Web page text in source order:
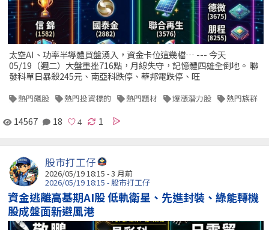
太空AI、功率半導體買盤湧入，資金卡位這幾檔… --- 今天
05/19（週二）大盤重挫716點，月線失守，記憶體四雄全倒地。 聯
發科單日暴殺245元、南亞科跌停、華邦電跌停、旺
熱門飆股 熱門投資標的 熱門題材 爆漲潛力股 熱門族群
14567 18 1
股市打工仔
2026/05/19 18:15 - 3 月前
2026/05/19 18:15 - 股市打工仔
資金逃離高基期AI股 低軌衛星、先進封裝、綠能轉機
股成盤面新避風港